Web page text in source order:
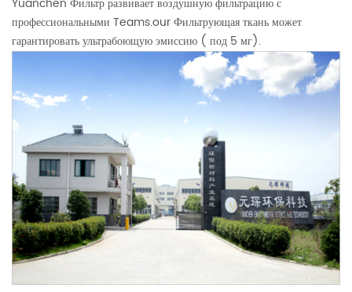
профессиональными Teams.our Фильтрующая ткань может
гарантировать ультрабоющую эмиссию ( под 5 мг).